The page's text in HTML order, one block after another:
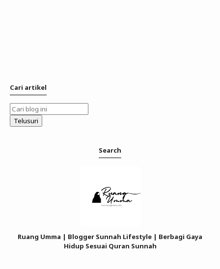
Cari artikel
Search
Ruang Umma | Blogger Sunnah Lifestyle | Berbagi Gaya
Hidup Sesuai Quran Sunnah